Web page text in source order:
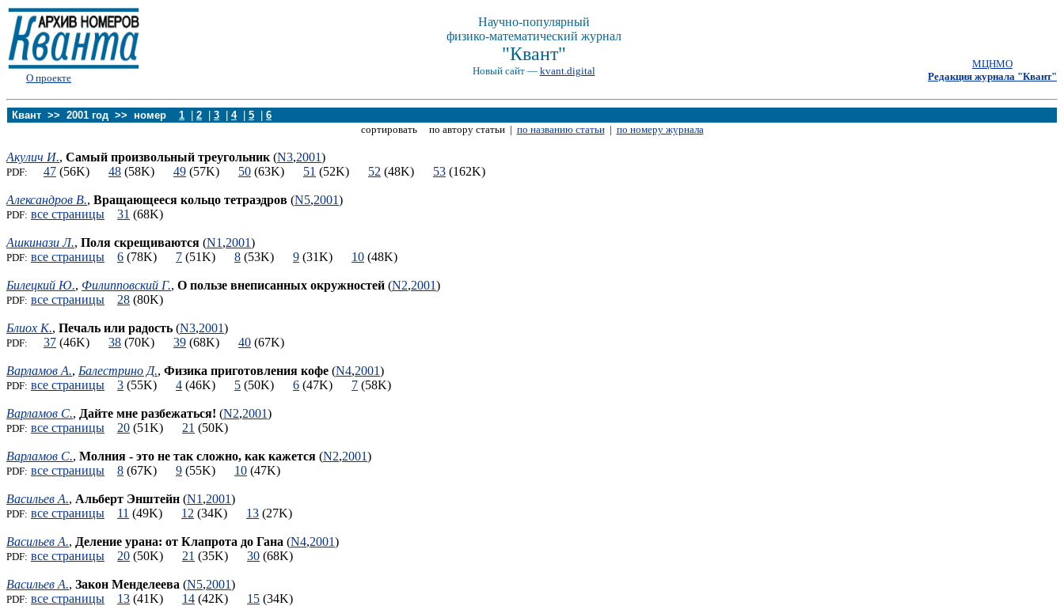
О проекте
Научно-популярный
физико-математический журнал
"Квант"
Новый сайт — kvant.digital
МЦНМО
Редакция журнала "Квант"
Квант >> 2001 год >> номер 1 2 3 4 5
6
сортировать по автору статьи | по названию статьи| по номеру журнала
Акулич И., Самый произвольный треугольник (N3,2001)
PDF: 47 (56K) 48 (58K) 49 (57K) 50 (63K) 51 (52K) 52 (48K) 53 (162K)
Александров В., Вращающееся кольцо тетраэдров (N5,2001)
PDF: все страницы 31 (68K)
Ашкинази Л., Поля скрещиваются (N1 ,2001)
PDF: все страницы 6 (78K) 7 (51K) 8 (53K) 9 (31K) 10 (48K)
Билецкий Ю., Филипповский Г., О пользе внеписанных окружностей (N2,2001)
PDF: все страницы 28 (80K)
Блиох К., Печаль или радость (N3,2001)
PDF: 37 (46K) 38 (70K) 39 (68K) 40 (67K)
Варламов А., Балестрино Д., Физика приготовления кофе (N4,2001)
PDF: все страницы 3 (55K) 4 (46K) 5 (50K) 6 (47K) 7 (58K)
Варламов С., Дайте мне разбежаться! (N2,2001)
PDF: все страницы 20 (51K) 21 (50K)
Варламов С., Молния - это не так сложно, как кажется (N2,2001)
PDF: все страницы 8 (67K) 9 (55K) 10 (47K)
Васильев А., Альберт Энштейн (N1 ,2001)
PDF: все страницы 11 (49K) 12 (34K) 13 (27K)
Васильев А., Деление урана: от Клапрота до Гана (N4,2001)
PDF: все страницы 20 (50K) 21 (35K) 30 (68K)
Васильев А., Закон Менделеева (N5,2001)
PDF: все страницы 13 (41K) 14 (42K) 15 (34K)